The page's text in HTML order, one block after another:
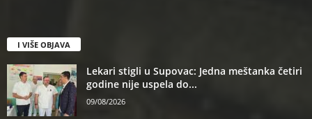
I VIŠE OBJAVA
Lekari stigli u Supovac: Jedna meštanka četiri
godine nije uspela do...
09/08/2026